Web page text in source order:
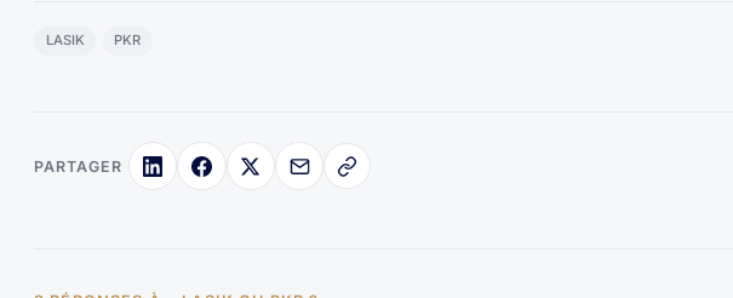
LASIK PKR
PARTAGER